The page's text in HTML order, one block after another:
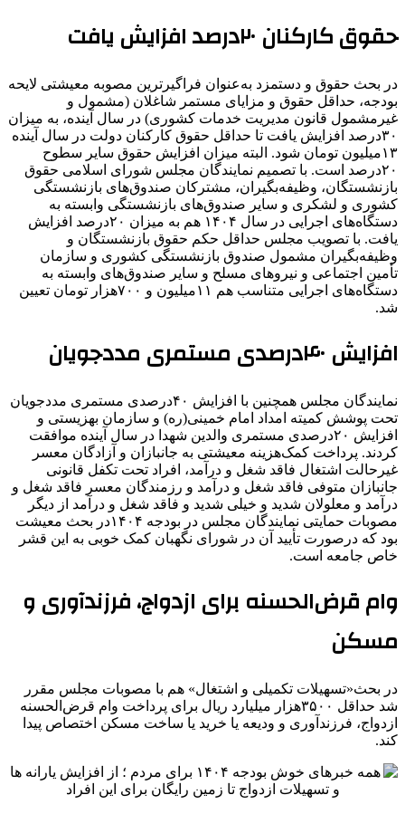
حقوق کارکنان ۲۰درصد افزایش یافت
در بحث حقوق و دستمزد به‌عنوان فراگیرترین مصوبه معیشتی لایحه
بودجه، حداقل حقوق و مزایای مستمر شاغلان (مشمول و
غیرمشمول قانون مدیریت خدمات کشوری) در سال آینده، به میزان
۳۰درصد افزایش یافت تا حداقل حقوق کارکنان دولت در سال آینده
۱۳میلیون تومان شود. البته میزان افزایش حقوق سایر سطوح
۲۰درصد است. با تصمیم نمایندگان مجلس شورای اسلامی حقوق
بازنشستگان، وظیفه‌بگیران، مشترکان صندوق‌های بازنشستگی
کشوری و لشکری و سایر صندوق‌های بازنشستگی وابسته به
دستگاه‌های اجرایی در سال ۱۴۰۴ هم به میزان ۲۰درصد افزایش
یافت. با تصویب مجلس حداقل حکم حقوق بازنشستگان و
وظیفه‌بگیران مشمول صندوق بازنشستگی کشوری و سازمان
تأمین اجتماعی و نیروهای مسلح و سایر صندوق‌های وابسته به
دستگاه‌های اجرایی متناسب هم ۱۱میلیون و ۷۰۰هزار تومان تعیین
شد.
افزایش ۴۰درصدی مستمری مددجویان
نمایندگان مجلس همچنین با افزایش ۴۰درصدی مستمری مددجویان
تحت پوشش کمیته امداد امام خمینی(ره) و سازمان بهزیستی و
افزایش ۲۰درصدی مستمری والدین شهدا در سال آینده موافقت
کردند. پرداخت کمک‌هزینه معیشتی به جانبازان و آزادگان معسر
غیرحالت اشتغال فاقد شغل و درآمد، افراد تحت تکفل قانونی
جانبازان متوفی فاقد شغل و درآمد و رزمندگان معسر فاقد شغل و
درآمد و معلولان شدید و خیلی شدید و فاقد شغل و درآمد از دیگر
مصوبات حمایتی نمایندگان مجلس در بودجه ۱۴۰۴در بحث معیشت
بود که درصورت تأیید آن در شورای نگهبان کمک خوبی به این قشر
خاص جامعه است.
وام قرض‌الحسنه برای ازدواج، فرزندآوری و
مسکن
در بحث«تسهیلات تکمیلی و اشتغال» هم با مصوبات مجلس مقرر
شد حداقل ۳۵۰۰هزار میلیارد ریال برای پرداخت وام قرض‌الحسنه
ازدواج، فرزندآوری و ودیعه یا خرید یا ساخت مسکن اختصاص پیدا
کند.